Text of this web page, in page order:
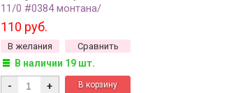
11/0 #0384 монтана/
зеленый радужный,
окрашенный изнутри, 5
грамм
110 руб.
В желания Сравнить
В наличии 19 шт.
- +